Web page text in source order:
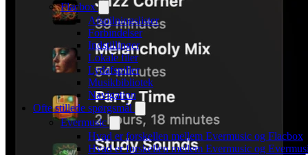
Flacbox
Afspilningslister
Forbindelser
Indstillinger
Lokale filer
Lydafspiller
Musikbibliotek
Navigation
Ofte stillede spørgsmål
Evermusic
Hvad er forskellen mellem Evermusic og Flacbox
Hvad er forskellen mellem Evermusic og